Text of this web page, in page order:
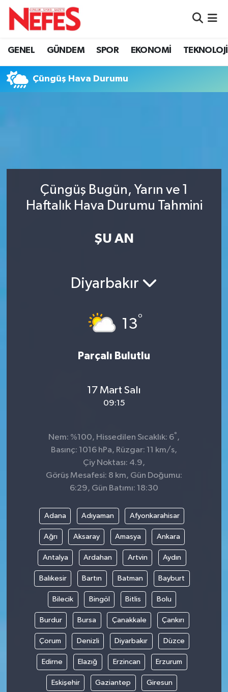
GENEL GÜNDEM SPOR EKONOMİ TEKNOLOJİ
Çüngüş Hava Durumu
Çüngüş Bugün, Yarın ve 1
Haftalık Hava Durumu Tahmini
ŞU AN
Diyarbakır
13°
Parçalı Bulutlu
17 Mart Salı
09:15
Nem: %100, Hissedilen Sıcaklık: 6°,
Basınç: 1016 hPa, Rüzgar: 11 km/s,
Çiy Noktası: 4.9,
Görüş Mesafesi: 8 km, Gün Doğumu:
6:29, Gün Batımı: 18:30
Adana Adıyaman Afyonkarahisar
Ağrı Aksaray Amasya Ankara
Antalya Ardahan Artvin Aydın
Balıkesir Bartın Batman Bayburt
Bilecik Bingöl Bitlis Bolu
Burdur Bursa Çanakkale Çankırı
Çorum Denizli Diyarbakır Düzce
Edirne Elazığ Erzincan Erzurum
Eskişehir Gaziantep Giresun
Hava Durumu
Namaz Vakitleri
Tüm Manşetler
Son Dakika Haberleri